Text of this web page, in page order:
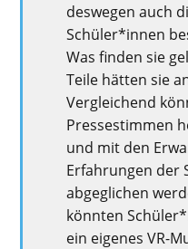
deswegen auch
Schüler*innen
Was finden sie
Teile hätten sie
Vergleichend
Pressestimmen
und mit den
Erfahrungen der
abgeglichen
könnten
ein eigenes VR-